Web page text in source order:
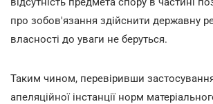
про зобов'язання здійснити державну
власності до уваги не беруться.
Таким чином, перевіривши
апеляційної інстанції норм